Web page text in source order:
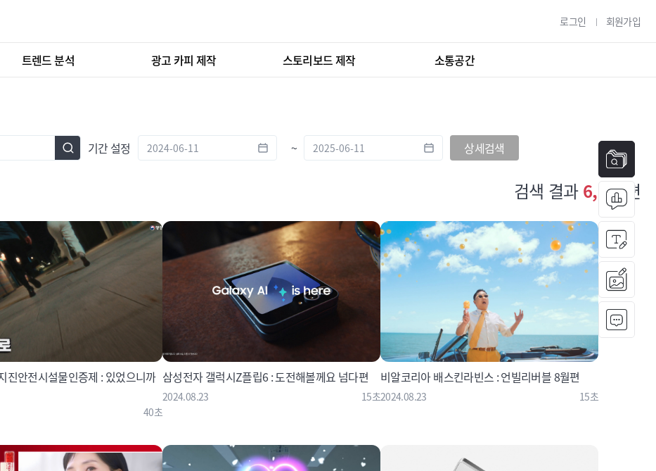
로그인 회원가입
트렌드 분석 광고 카피 제작 스토리보드 제작 소통공간
기간 설정 ~ 상세검색
검색 결과6,052편
진안전시설물인증제 : 있었으니까
40초
삼성전자 갤럭시Z플립6 : 도전해볼께요 넘다편
2024.08.23 15초
비알코리아 배스킨라빈스 : 언빌리버블 8월편
2024.08.23 15초